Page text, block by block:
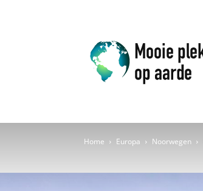
Mooie
plekken
op
aarde
Home Europa Noorwegen